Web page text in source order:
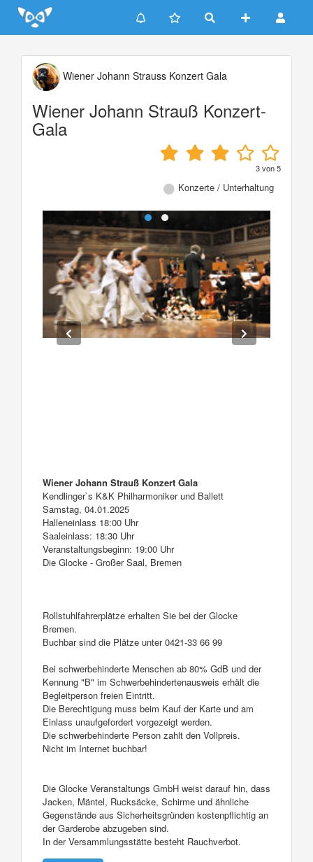
Update cookies preferences
Wiener Johann Strauss Konzert Gala
Wiener Johann Strauß Konzert-
Gala
3von5
Konzerte / Unterhaltung
Wiener Johann Strauß Konzert Gala
Kendlinger`s K&K Philharmoniker und Ballett
Samstag, 04.01.2025
Halleneinlass 18:00 Uhr
Saaleinlass: 18:30 Uhr
Veranstaltungsbeginn: 19:00 Uhr
Die Glocke - Großer Saal, Bremen
Rollstuhlfahrerplätze erhalten Sie bei der Glocke
Bremen.
Buchbar sind die Plätze unter 0421-33 66 99
Bei schwerbehinderte Menschen ab 80% GdB und der
Kennung "B" im Schwerbehindertenausweis erhält die
Begleitperson freien Eintritt.
Die Berechtigung muss beim Kauf der Karte und am
Einlass unaufgefordert vorgezeigt werden.
Die schwerbehinderte Person zahlt den Vollpreis.
Nicht im Internet buchbar!
Die Glocke Veranstaltungs GmbH weist darauf hin, dass
Jacken, Mäntel, Rucksäcke, Schirme und ähnliche
Gegenstände aus Sicherheitsgründen kostenpflichtig an
der Garderobe abzugeben sind.
In der Versammlungsstätte besteht Rauchverbot.